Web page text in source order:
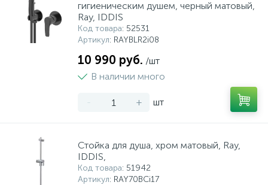
гигиеническим душем, черный матовый,
Ray, IDDIS
Код товара: 52531
Артикул: RAYBLR2i08
10 990 руб. /шт
В наличии много
- + шт
Стойка для душа, хром матовый, Ray,
IDDIS,
Код товара: 51942
Артикул: RAY70BCi17